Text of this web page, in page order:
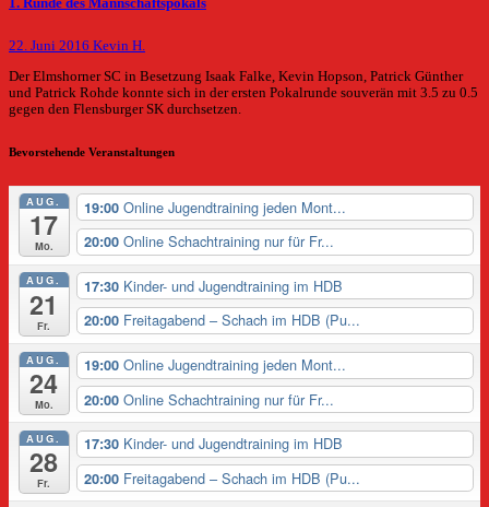
22. Juni 2016 Kevin H.
Der Elmshorner SC in Besetzung Isaak Falke, Kevin Hopson, Patrick Günther
und Patrick Rohde konnte sich in der ersten Pokalrunde souverän mit 3.5 zu 0.5
gegen den Flensburger SK durchsetzen.
Bevorstehende Veranstaltungen
AUG.
17
Mo.
19:00 Online Jugendtraining jeden Mont...
20:00 Online Schachtraining nur für Fr...
AUG.
21
Fr.
17:30 Kinder- und Jugendtraining im HDB
20:00 Freitagabend – Schach im HDB (Pu...
AUG.
24
Mo.
19:00 Online Jugendtraining jeden Mont...
20:00 Online Schachtraining nur für Fr...
AUG.
28
Fr.
17:30 Kinder- und Jugendtraining im HDB
20:00 Freitagabend – Schach im HDB (Pu...